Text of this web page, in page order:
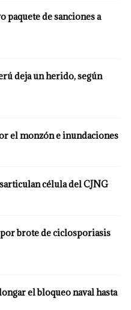
paquete de sanciones a
deja un herido, según
el monzón e inundaciones
célula del CJNG
brote de ciclosporiasis
el bloqueo naval hasta